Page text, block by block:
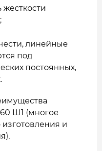
линейные
под
постоянных,
Ш1 (многое
изготовления и